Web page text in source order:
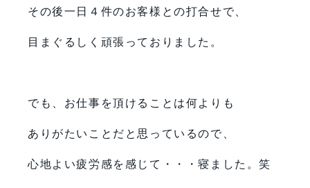
その後一日４件のお客様との打合せで、
目まぐるしく頑張っておりました。
でも、お仕事を頂けることは何よりも
ありがたいことだと思っているので、
心地よい疲労感を感じて・・・寝ました。笑